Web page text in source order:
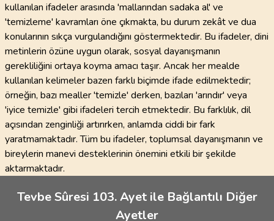
kullanılan ifadeler arasında 'mallarından sadaka al' ve
'temizleme' kavramları öne çıkmakta, bu durum zekât ve dua
konularının sıkça vurgulandığını göstermektedir. Bu ifadeler, dini
metinlerin özüne uygun olarak, sosyal dayanışmanın
gerekliliğini ortaya koyma amacı taşır. Ancak her mealde
kullanılan kelimeler bazen farklı biçimde ifade edilmektedir;
örneğin, bazı mealler 'temizle' derken, bazıları 'arındır' veya
'iyice temizle' gibi ifadeleri tercih etmektedir. Bu farklılık, dil
açısından zenginliği artırırken, anlamda ciddi bir fark
yaratmamaktadır. Tüm bu ifadeler, toplumsal dayanışmanın ve
bireylerin manevi desteklerinin önemini etkili bir şekilde
aktarmaktadır.
Tevbe Sûresi 103. Ayet ile Bağlantılı Diğer
Ayetler